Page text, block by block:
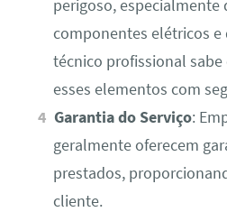
perigoso, especialmente
componentes elétricos e
técnico profissional
esses elementos com
Garantia do Serviço:
geralmente oferecem
prestados,
cliente.